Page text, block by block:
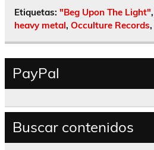
Etiquetas: "Beg Upon The Light",
heavy metal, Occulture Records,
PayPal
Buscar contenidos